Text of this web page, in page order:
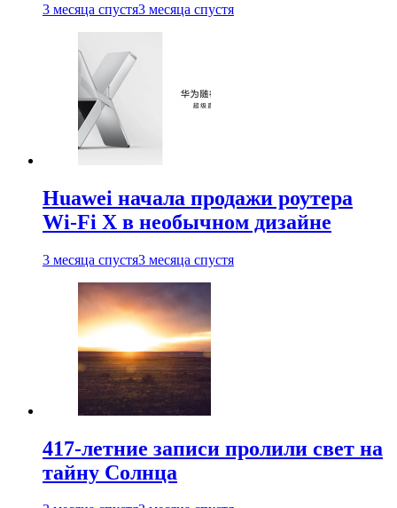
3 месяца спустя3 месяца спустя
Huawei начала продажи роутера
Wi-Fi X в необычном дизайне
3 месяца спустя3 месяца спустя
417-летние записи пролили свет на
тайну Солнца